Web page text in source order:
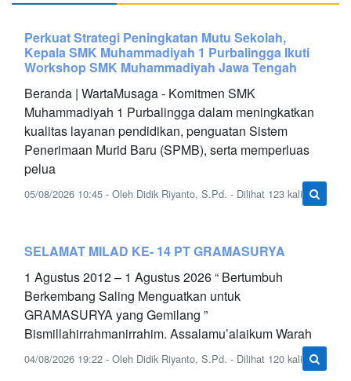
Perkuat Strategi Peningkatan Mutu Sekolah,
Kepala SMK Muhammadiyah 1 Purbalingga Ikuti
Workshop SMK Muhammadiyah Jawa Tengah
Beranda | WartaMusaga - Komitmen SMK
Muhammadiyah 1 Purbalingga dalam meningkatkan
kualitas layanan pendidikan, penguatan Sistem
Penerimaan Murid Baru (SPMB), serta memperluas
pelua
05/08/2026 10:45 - Oleh Didik Riyanto, S.Pd. - Dilihat 123 kali
SELAMAT MILAD KE- 14 PT GRAMASURYA
1 Agustus 2012 – 1 Agustus 2026 “ Bertumbuh
Berkembang Saling Menguatkan untuk
GRAMASURYA yang Gemilang ”
Bismillahirrahmanirrahim. Assalamu’alaikum Warah
04/08/2026 19:22 - Oleh Didik Riyanto, S.Pd. - Dilihat 120 kali